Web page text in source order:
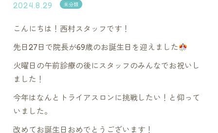
2024.8.29 未分類
こんにちは！西村スタッフです！
先日27日で院長が69歳のお誕生日を迎えました
火曜日の午前診療の後にスタッフのみんなでお祝いし
ました！
今年はなんとトライアスロンに挑戦したい！と仰って
いました。
改めてお誕生日おめでとうございます！